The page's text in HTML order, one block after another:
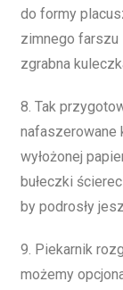
do formy
zimnego farszu
zgrabna
8. Tak
nafaszerowane
wyłożonej
bułeczki
by podrosły
9. Piekarnik
możemy